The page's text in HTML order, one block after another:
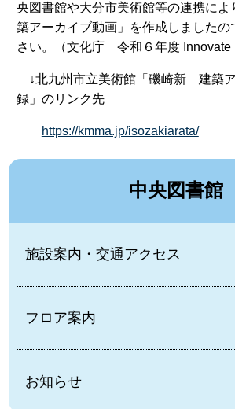
央図書館や大分市美術館等の連携に
築アーカイブ動画」を作成しましたの
さい。（文化庁 令和６年度 Innovate
↓北九州市立美術館「磯崎新 建築
録」のリンク先
https://kmma.jp/isozakiarata/
中央図書館
施設案内・交通アクセス
フロア案内
お知らせ